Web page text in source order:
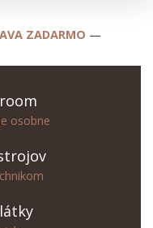
ZADARMO —
osobne